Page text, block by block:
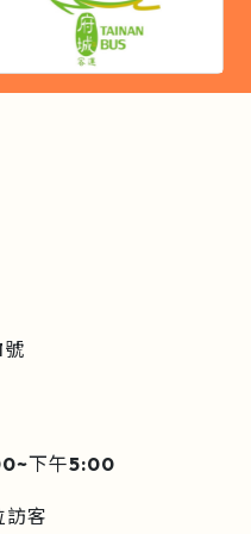
下午5:00
訪客